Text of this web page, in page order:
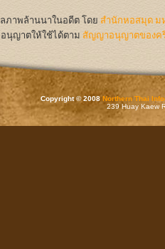
ภาพล้านนาในอดีต โดย สำนักหอสมุด ม
อนุญาตให้ใช้ได้ตาม สัญญาอนุญาตของค
Copyright © 2008Northern Thai
239 Huay Kaew